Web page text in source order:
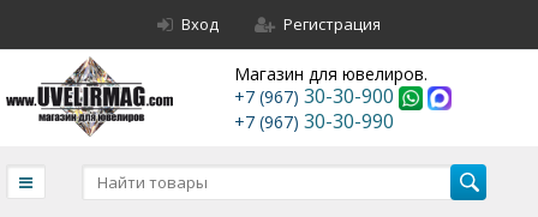
Вход Регистрация
Магазин для ювелиров.
+7 (967) 30-30-900
+7 (967) 30-30-990